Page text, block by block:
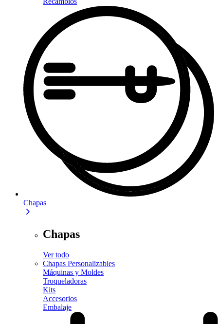
Chapas
Chapas
Ver todo
Chapas Personalizables
Máquinas y Moldes
Troqueladoras
Kits
Accesorios
Embalaje